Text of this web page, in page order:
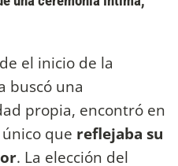
el inicio de la
buscó una
propia, encontró en
que reflejaba su
. La elección del